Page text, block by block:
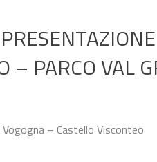
– PARCO VAL
– Castello Visconteo